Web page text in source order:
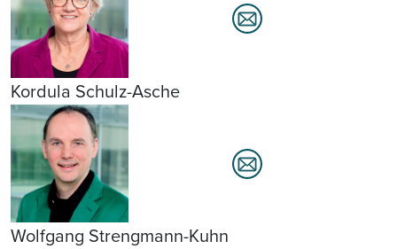
Kordula Schulz-Asche
Wolfgang Strengmann-Kuhn